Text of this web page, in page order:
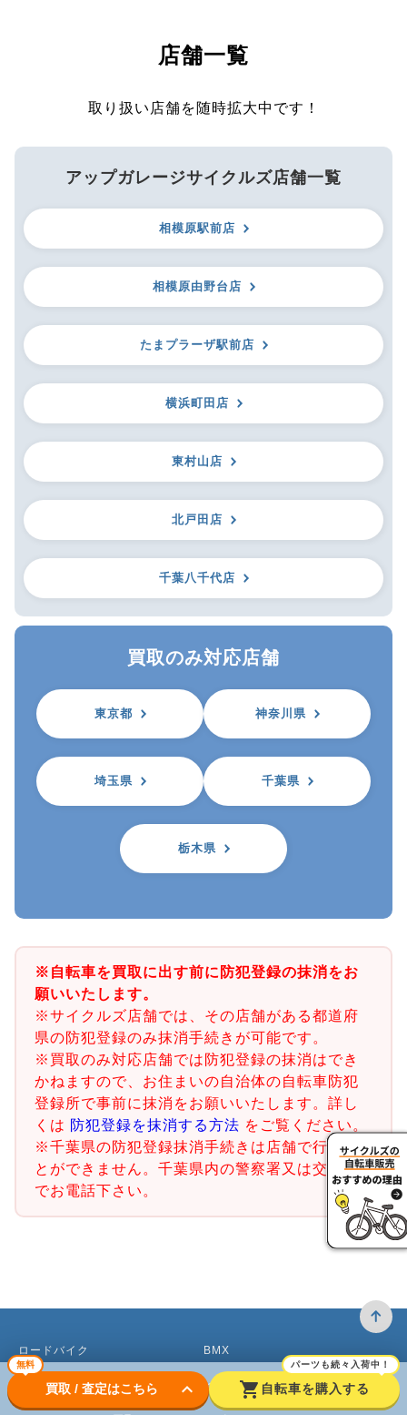
店舗一覧
取り扱い店舗を随時拡大中です！
アップガレージサイクルズ店舗一覧
相模原駅前店
相模原由野台店
たまプラーザ駅前店
横浜町田店
東村山店
北戸田店
千葉八千代店
買取のみ対応店舗
東京都 神奈川県
埼玉県 千葉県
栃木県
※自転車を買取に出す前に防犯登録の抹消をお
願いいたします。
※サイクルズ店舗では、その店舗がある都道府
県の防犯登録のみ抹消手続きが可能です。
※買取のみ対応店舗では防犯登録の抹消はでき
かねますので、お住まいの自治体の自転車防犯
登録所で事前に抹消をお願いいたします。詳し
くは 防犯登録を抹消する方法 をご覧ください。
※千葉県の防犯登録抹消手続きは店舗で行うこ
とができません。千葉県内の警察署又は交番ま
でお電話下さい。
無料
買取 / 査定はこちら keyboard_arrow_down shopping_cart
パーツも続々入荷中！
自転車を購入する
ロードバイク
クロスバイク買取
BMX
ピストバイク